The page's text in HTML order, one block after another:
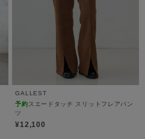
GALLEST
予約スエードタッチ スリットフレアパン
ツ
¥12,100